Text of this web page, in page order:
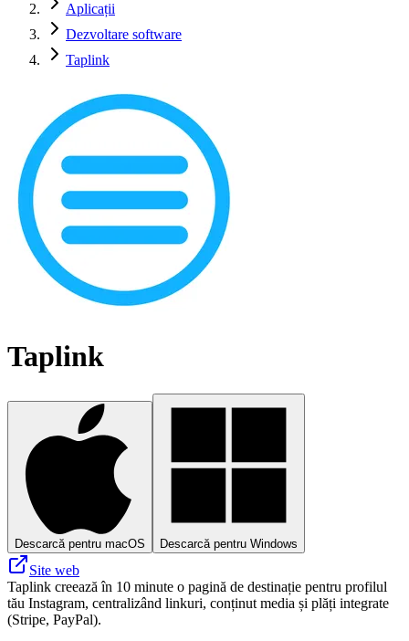
Aplicații
Dezvoltare software
Taplink
Taplink
Descarcă pentru macOS Descarcă pentru Windows
Site web
Taplink creează în 10 minute o pagină de destinație pentru profilul
tău Instagram, centralizând linkuri, conținut media și plăți integrate
(Stripe, PayPal).